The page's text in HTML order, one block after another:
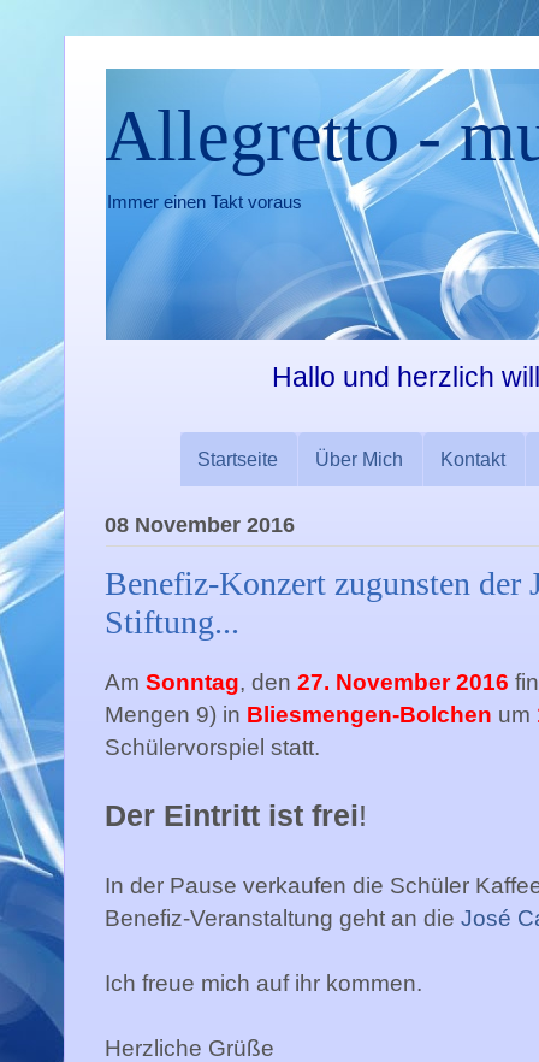
Allegretto -
Immer einen Takt voraus
Hallo und herzlich
Startseite Über Mich Kontakt
08 November 2016
Benefiz-Konzert zugunsten der
Stiftung...
AmSonntag, den27. November 2016
Mengen 9) in Bliesmengen-Bolchen um
Schülervorspiel statt.
Der Eintritt ist frei!
In der Pause verkaufen die Schüler
Benefiz-Veranstaltung geht an dieJosé
Ich freue mich auf ihr kommen.
Herzliche Grüße